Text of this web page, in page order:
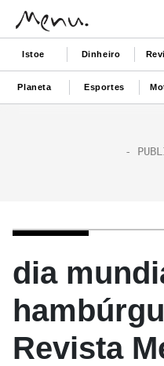
Istoe Dinheiro
Planeta Esportes
dia
Revista